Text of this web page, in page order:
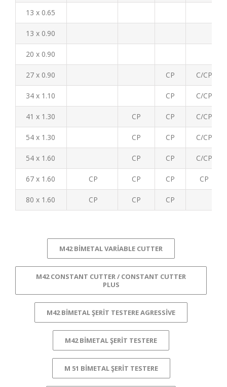
13 x 0.65
13 x 0.90
20 x 0.90
27 x 0.90 CP C/CP
34 x 1.10 CP C/CP
41 x 1.30 CP CP C/CP
54 x 1.30 CP CP C/CP
54 x 1.60 CP CP C/CP
67 x 1.60 CP CP CP CP
80 x 1.60 CP CP CP
M42 BIMETAL VARIABLE CUTTER
M42 CONSTANT CUTTER / CONSTANT CUTTER
PLUS
M42 BIMETAL ŞERIT TESTERE AGRESSIVE
M42 BIMETAL ŞERIT TESTERE
M 51 BIMETAL ŞERIT TESTERE